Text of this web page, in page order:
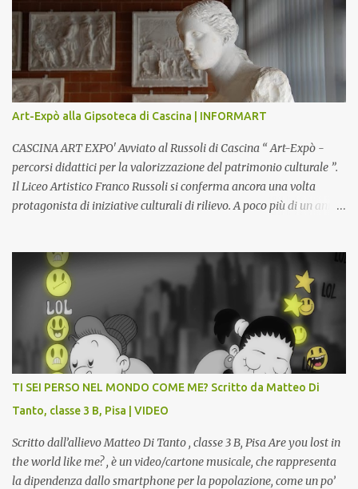
che in questo caso assumono un aspetto minaccioso, come se si
trattasse di un qualcosa di malinconico, sia per il colore che per la
consistenza del materiale. L’enigma che reca l’immagine, un volto
staccato, con uno sguardo fisso, il cui non si capisce se esso è un
uomo una donna, con l’espressione rigida. Magritte, il maestro
dello straniamento della visione, costruisce un’immagine tanto
meticolosa e nitida quanto assurda e inquietante. Uno
sdoppiamento del soggetto come spesso a...
Art-Expò alla Gipsoteca di Cascina | INFORMART
CASCINA ART EXPO' Avviato al Russoli di Cascina “ Art-Expò -
percorsi didattici per la valorizzazione del patrimonio culturale ”.
Il Liceo Artistico Franco Russoli si conferma ancora una volta
protagonista di iniziative culturali di rilievo. A poco più di un anno
valorizzazione del patrimonio storico artistico dell’ex Istituto
d’Arte, finanziato dal Miur a valere sui Bandi PON, che trasformerà
la Gipsoteca in un laboratorio didattico.Venti ragazzi del Liceo
potranno studiare e riscoprire: i Gessi storici dell’ex-Istituto d’Arte,
attualmente musealizzati nella Gipsoteca della Biblioteca
Comunale "Peppino Impastato" di Cascina. Quadri, disegni,
progetti di arredamento e di mobili, intarsi ed intagli lignei
da allievi e studenti dell’Istituto d’Arte durante il...
TI SEI PERSO NEL MONDO COME ME? Scritto da Matteo Di
Tanto, classe 3 B, Pisa | VIDEO
Scritto dall’allievo Matteo Di Tanto , classe 3 B, Pisa Are you lost in
the world like me? , è un video/cartone musicale, che rappresenta
la dipendenza dallo smartphone per la popolazione, come un po’